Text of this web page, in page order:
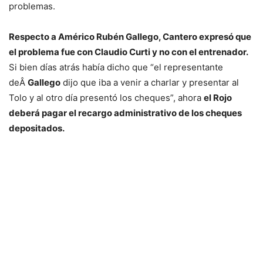
problemas.
Respecto a Américo Rubén Gallego, Cantero expresó que
el problema fue con Claudio Curti y no con el entrenador.
Si bien días atrás había dicho que “el representante
deÂ Gallego dijo que iba a venir a charlar y presentar al
Tolo y al otro día presentó los cheques”, ahora el Rojo
deberá pagar el recargo administrativo de los cheques
depositados.